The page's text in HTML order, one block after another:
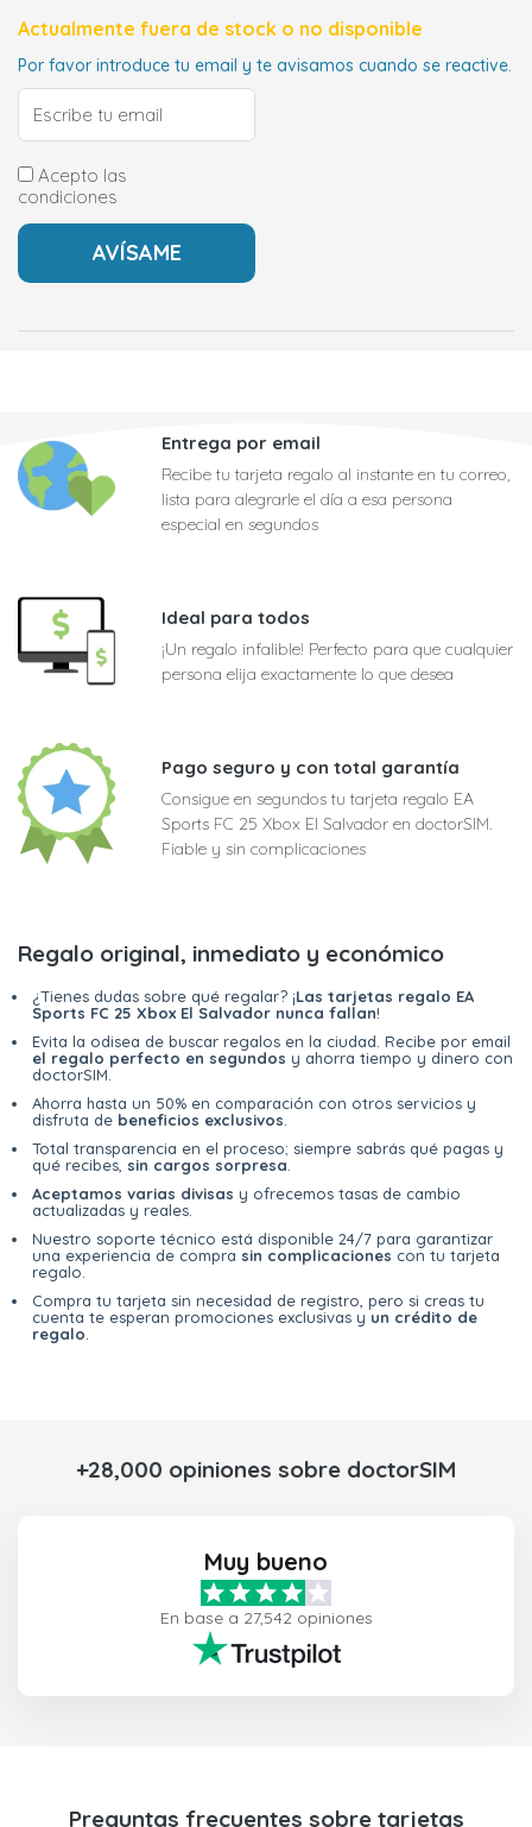
Actualmente fuera de stock o no disponible
Por favor introduce tu email y te avisamos cuando se reactive.
Acepto las
condiciones
Entrega por email
Recibe tu tarjeta regalo al instante en tu correo,
lista para alegrarle el día a esa persona
especial en segundos
Ideal para todos
¡Un regalo infalible! Perfecto para que cualquier
persona elija exactamente lo que desea
Pago seguro y con total garantía
Consigue en segundos tu tarjeta regalo EA
Sports FC 25 Xbox El Salvador en doctorSIM.
Fiable y sin complicaciones
Regalo original, inmediato y económico
¿Tienes dudas sobre qué regalar? ¡Las tarjetas regalo EA
Sports FC 25 Xbox El Salvador nunca fallan!
Evita la odisea de buscar regalos en la ciudad. Recibe por email
el regalo perfecto en segundos y ahorra tiempo y dinero con
doctorSIM.
Ahorra hasta un 50% en comparación con otros servicios y
disfruta de beneficios exclusivos
Total transparencia en el proceso; siempre sabrás qué pagas y
qué recibes, sin cargos sorpresa
Aceptamos varias divisas y ofrecemos tasas de cambio
actualizadas y reales.
Nuestro soporte técnico está disponible 24/7 para garantizar
una experiencia de compra sin complicaciones con tu tarjeta
regalo.
Compra tu tarjeta sin necesidad de registro, pero si creas tu
cuenta te esperan promociones exclusivas y un crédito de
regalo
+28,000 opiniones sobre doctorSIM
Muy bueno
En base a 27,542 opiniones
Preguntas frecuentes sobre tarjetas